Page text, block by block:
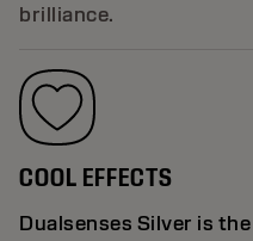
brilliance.
COOL EFFECTS
Dualsenses Silver is